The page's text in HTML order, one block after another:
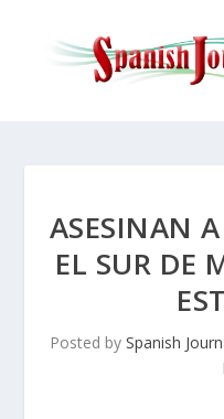
ASESINAN
EL SUR DE
Posted by Spanish